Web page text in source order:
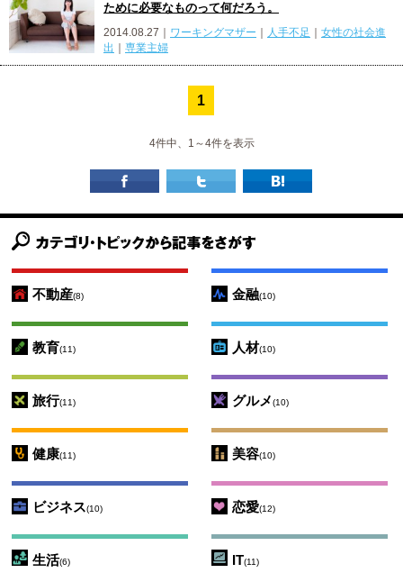
ために必要なものって何だろう。
2014.08.27｜ ワーキングマザー 人手不足
女性の社会進
出
専業主婦
1
4件中、1～4件を表示
不動産(8) 金融(10)
教育(11) 人材(10)
旅行(11) グルメ(10)
健康(11) 美容(10)
ビジネス(10) 恋愛(12)
生活(6) IT(11)